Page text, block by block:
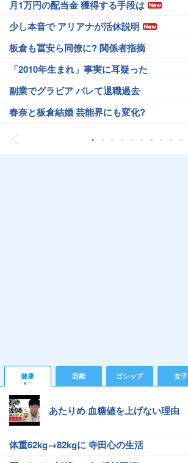
月1万円の配当金 獲得する手段は
少し本音で アリアナが活休説明
板倉も冨安ら同僚に? 関係者指摘
「2010年生まれ」事実に耳疑った
副業でグラビア バレて退職過去
春奈と板倉結婚 芸能界にも変化?
健康 芸能 ゴシップ 女子
あたりめ 血糖値を上げない理由
体重62kg→82kgに 寺田心の生活